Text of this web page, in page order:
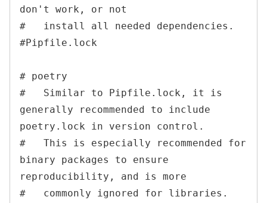
don't work, or not
#   install all needed dependencies.
#Pipfile.lock
# poetry
#   Similar to Pipfile.lock, it is
generally recommended to include
poetry.lock in version control.
#   This is especially recommended for
binary packages to ensure
reproducibility, and is more
#   commonly ignored for libraries.